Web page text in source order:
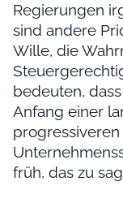
Regierungen
sind andere
Wille, die
bedeuten,
Anfang einer
früh, das zu